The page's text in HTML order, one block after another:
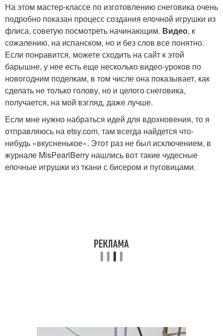
На этом мастер-классе по изготовлению снеговика очень
подробно показан процесс создания елочной игрушки из
флиса, советую посмотреть начинающим. Видео, к
сожалению, на испанском, но и без слов все понятно.
Если понравится, можете сходить на сайт к этой
барышне, у нее есть еще несколько видео-уроков по
новогодним поделкам, в том числе она показывает, как
сделать не только голову, но и целого снеговика,
получается, на мой взгляд, даже лучше.
Если мне нужно набраться идей для вдохновения, то я
отправляюсь на etsy.com, там всегда найдется что-
нибудь «вкусненькое». Этот раз не был исключением, в
журнале MisPearlBerry нашлись вот такие чудесные
елочные игрушки из ткани с бисером и пуговицами.